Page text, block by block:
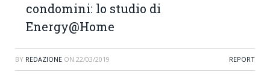
condomini: lo studio di
Energy@Home
BY REDAZIONE ON 22/03/2019 REPORT